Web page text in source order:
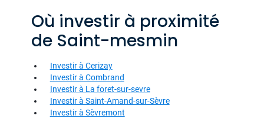
Où investir à proximité
de Saint-mesmin
Investir à Cerizay
Investir à Combrand
Investir à La foret-sur-sevre
Investir à Saint-Amand-sur-Sèvre
Investir à Sèvremont